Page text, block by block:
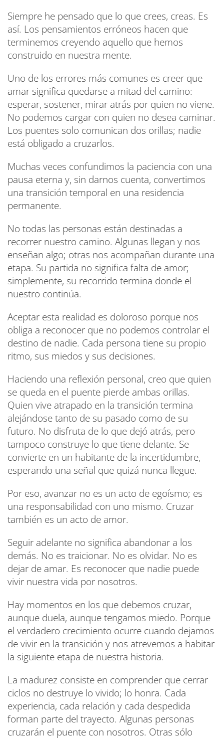
Siempre he pensado que lo que crees, creas. Es
así. Los pensamientos erróneos hacen que
terminemos creyendo aquello que hemos
construido en nuestra mente.
Uno de los errores más comunes es creer que
amar significa quedarse a mitad del camino:
esperar, sostener, mirar atrás por quien no viene.
No podemos cargar con quien no desea caminar.
Los puentes solo comunican dos orillas; nadie
está obligado a cruzarlos.
Muchas veces confundimos la paciencia con una
pausa eterna y, sin darnos cuenta, convertimos
una transición temporal en una residencia
permanente.
No todas las personas están destinadas a
recorrer nuestro camino. Algunas llegan y nos
enseñan algo; otras nos acompañan durante una
etapa. Su partida no significa falta de amor;
simplemente, su recorrido termina donde el
nuestro continúa.
Aceptar esta realidad es doloroso porque nos
obliga a reconocer que no podemos controlar el
destino de nadie. Cada persona tiene su propio
ritmo, sus miedos y sus decisiones.
Haciendo una reflexión personal, creo que quien
se queda en el puente pierde ambas orillas.
Quien vive atrapado en la transición termina
alejándose tanto de su pasado como de su
futuro. No disfruta de lo que dejó atrás, pero
tampoco construye lo que tiene delante. Se
convierte en un habitante de la incertidumbre,
esperando una señal que quizá nunca llegue.
Por eso, avanzar no es un acto de egoísmo; es
una responsabilidad con uno mismo. Cruzar
también es un acto de amor.
Seguir adelante no significa abandonar a los
demás. No es traicionar. No es olvidar. No es
dejar de amar. Es reconocer que nadie puede
vivir nuestra vida por nosotros.
Hay momentos en los que debemos cruzar,
aunque duela, aunque tengamos miedo. Porque
el verdadero crecimiento ocurre cuando dejamos
de vivir en la transición y nos atrevemos a habitar
la siguiente etapa de nuestra historia.
La madurez consiste en comprender que cerrar
ciclos no destruye lo vivido; lo honra. Cada
experiencia, cada relación y cada despedida
forman parte del trayecto. Algunas personas
cruzarán el puente con nosotros. Otras sólo